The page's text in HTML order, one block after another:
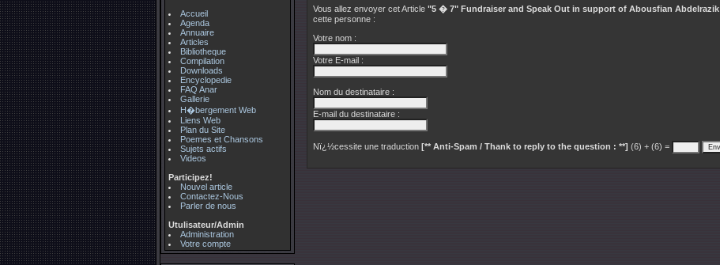
Accueil
Agenda
Annuaire
Articles
Bibliotheque
Compilation
Downloads
Encyclopedie
FAQ Anar
Gallerie
H�bergement Web
Liens Web
Plan du Site
Poemes et Chansons
Sujets actifs
Videos
Participez!
Nouvel article
Contactez-Nous
Parler de nous
Utulisateur/Admin
Administration
Votre compte
Vous allez envoyer cet Article "5 � 7" Fundraiser and Speak Out in support of Abousfian Abdelrazik
cette personne :
Votre nom :
Votre E-mail :
Nom du destinataire :
E-mail du destinataire :
Nï¿½cessite une traduction [** Anti-Spam / Thank to reply to the question : **] (6) + (6) =